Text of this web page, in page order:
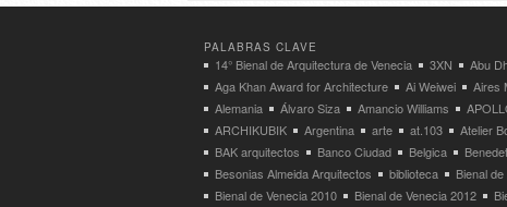
PALABRAS CLAVE
14° Bienal de Arquitectura de Venecia 3XN Abu
Aga Khan Award for Architecture
Ai Weiwei Aires
Alemania
Álvaro Siza Amancio Williams
ARCHIKUBIK
Argentina arte at.103 Atelier
BAK arquitectos
Banco Ciudad Belgica
Besonias Almeida Arquitectos
biblioteca Bienal
Bienal de Venecia 2010
Bienal de Venecia 2012